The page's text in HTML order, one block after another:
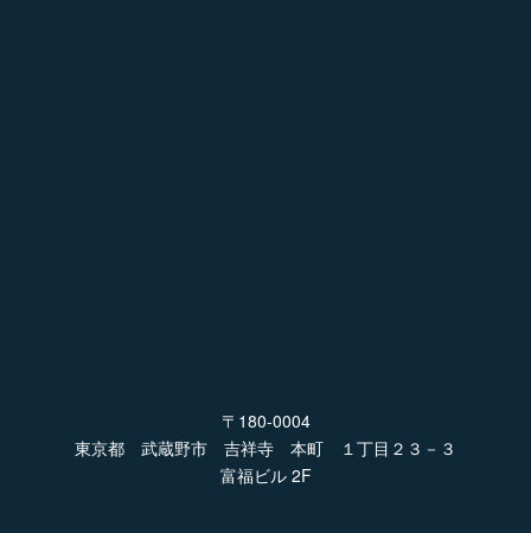
〒180-0004
東京都 武蔵野市 吉祥寺 本町 １丁目２３－３
富福ビル 2F